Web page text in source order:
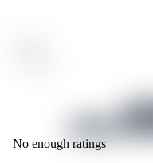
No enough ratings